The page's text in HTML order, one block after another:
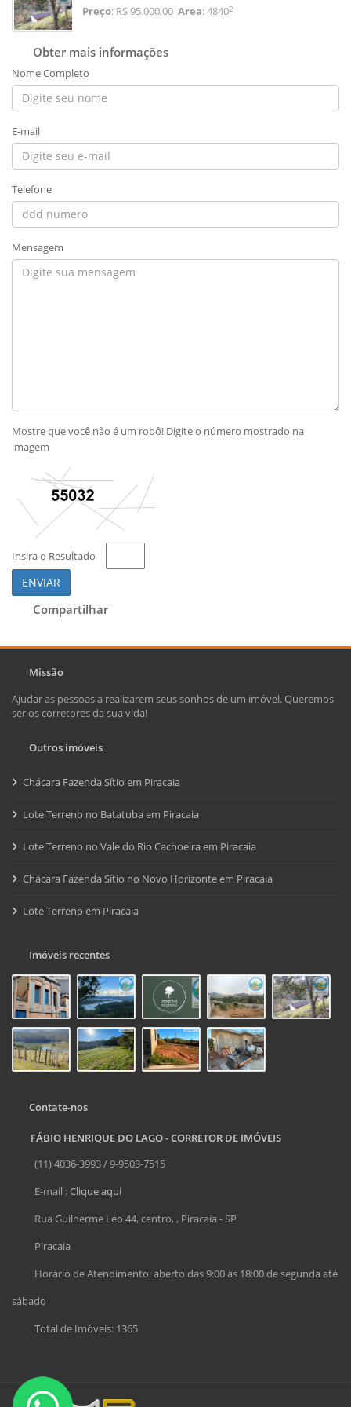
Preço: R$ 95.000,00 Area: 48402
Obter mais informações
Nome Completo
E-mail
Telefone
Mensagem
Mostre que você não é um robô! Digite o número mostrado na
imagem
Insira o Resultado
ENVIAR
Compartilhar
Missão
Ajudar as pessoas a realizarem seus sonhos de um imóvel. Queremos
ser os corretores da sua vida!
Outros imóveis
Chácara Fazenda Sítio em Piracaia
Lote Terreno no Batatuba em Piracaia
Lote Terreno no Vale do Rio Cachoeira em Piracaia
Chácara Fazenda Sítio no Novo Horizonte em Piracaia
Lote Terreno em Piracaia
Imóveis recentes
Contate-nos
FÁBIO HENRIQUE DO LAGO - CORRETOR DE IMÓVEIS
(11) 4036-3993 / 9-9503-7515
E-mail :Clique aqui
Rua Guilherme Léo 44, centro, , Piracaia - SP
Piracaia
Horário de Atendimento: aberto das 9:00 às 18:00 de segunda até
sábado
Total de Imóveis: 1365